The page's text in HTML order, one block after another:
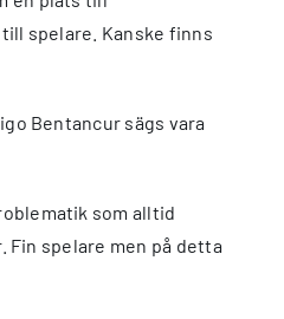
spelare. Kanske finns
Bentancur sägs vara
som alltid
Fin spelare men på detta